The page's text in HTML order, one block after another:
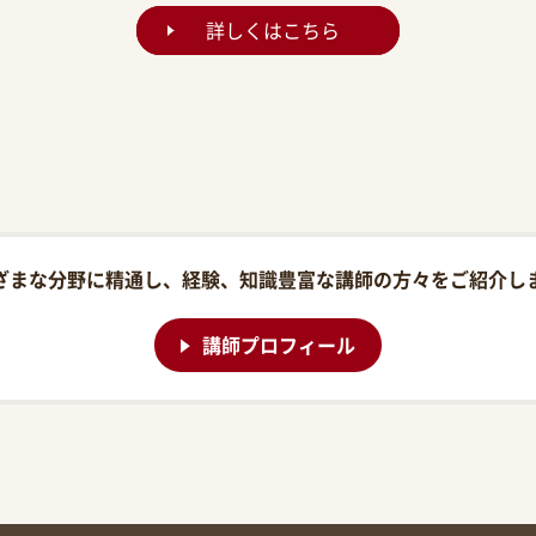
詳しくはこちら
まな分野に精通し、経験、知識豊富な講師の方々をご紹介し
講師プロフィール